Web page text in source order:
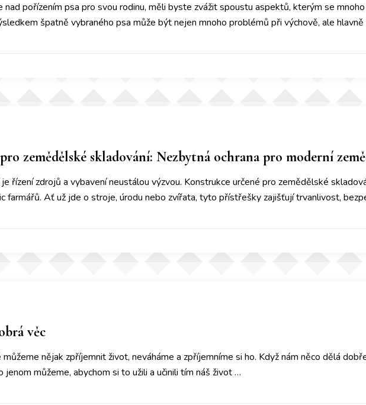
nad pořízením psa pro svou rodinu, měli byste zvážit spoustu aspektů, kterým se
špatně vybraného psa může být nejen mnoho problémů při výchově, ale
zemědělské skladování: Nezbytná ochrana pro moderní
řízení zdrojů a vybavení neustálou výzvou. Konstrukce určené pro zemědělské
farmářů. Ať už jde o stroje, úrodu nebo zvířata, tyto přístřešky zajišťují trvanlivost,
věc
můžeme nějak zpříjemnit život, neváháme a zpříjemníme si ho. Když nám něco dělá
jenom můžeme, abychom si to užili a učinili tím náš život …